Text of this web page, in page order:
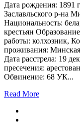
Дата рождения: 1891
Заславльского р-на
Национальность:
крестьян
работы: колхозник,
проживания: Минская
Дата расстрела: 19
пресечения:
Обвинение: 68 УК...
Read More